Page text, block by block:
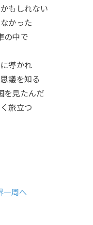
もしれない
かった
の中で
導かれ
議を知る
を見たんだ
旅立つ